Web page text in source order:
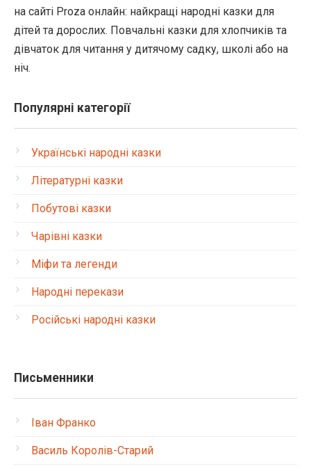
на сайті Proza онлайн: найкращі народні казки для
дітей та дорослих. Повчальні казки для хлопчиків та
дівчаток для читання у дитячому садку, школі або на
ніч.
Популярні категорії
Українські народні казки
Літературні казки
Побутові казки
Чарівні казки
Міфи та легенди
Народні перекази
Російські народні казки
Письменники
Іван Франко
Василь Королів-Старий